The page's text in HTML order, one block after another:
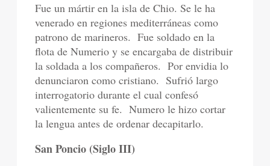
Fue un mártir en la isla de Chio. Se le ha
venerado en regiones mediterráneas como
patrono de marineros. Fue soldado en la
flota de Numerio y se encargaba de distribuir
la soldada a los compañeros. Por envidia lo
denunciaron como cristiano. Sufrió largo
interrogatorio durante el cual confesó
valientemente su fe. Numero le hizo cortar
la lengua antes de ordenar decapitarlo.
San Poncio (Siglo III)